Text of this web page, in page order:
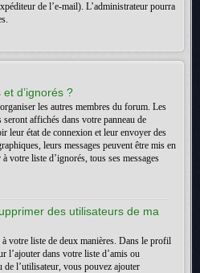
de l’e-mail). L’administrateur pourra
d’ignorés ?
les autres membres du forum. Les
affichés dans votre panneau de
leur état de connexion et leur envoyer des
leurs messages peuvent être mis en
votre liste d’ignorés, tous ses messages
des utilisateurs de ma
votre liste de deux manières. Dans le profil
l’ajouter dans votre liste d’amis ou
de l’utilisateur, vous pouvez ajouter